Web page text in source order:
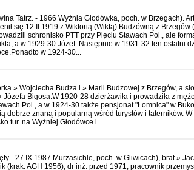
Tatrz. - 1966 Wyżnia Głodówka, poch. w Brzegach).
się 12 II 1919 z Wiktorią (Wiktą) Budzówną z Brzegów
schronisko PTT przy Pięciu Stawach Pol., ale
a w 1929-30 Józef. Następnie w 1931-32 ten ostatni
w 1924-30...
» Wojciecha Budza i » Marii Budzowej z Brzegów, a
Bigosa.W 1920-28 dzierżawiła i prowadziła z
Pol., a w 1924-30 także pensjonat "Łomnica" w
dobrze znaną i popularną wśród turystów i taterników. W
tur. na Wyżniej Głodówce i...
- 27 IX 1987 Murzasichle, poch. w Gliwicach), brat »
(krak. AGH 1956), dr inż. przed 1971, pracownik